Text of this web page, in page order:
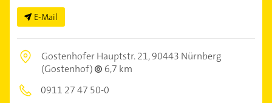
E-Mail
Gostenhofer Hauptstr. 21,90443 Nürnberg
(Gostenhof)
6,7 km
0911 27 47 50-0